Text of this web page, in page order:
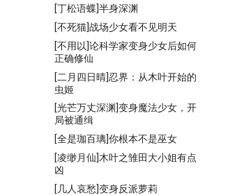
[丁松语蝶]半身深渊
[不死猫]战场少女看不见明天
[不用以]论科学家变身少女后如何
正确修仙
[二月四日晴]忍界：从木叶开始的
虫姬
[光芒万丈深渊]变身魔法少女，开
局被通缉
[全是珈百璃]你根本不是巫女
[凌缈月仙]木叶之雏田大小姐有点
凶
[几人哀愁]变身反派萝莉